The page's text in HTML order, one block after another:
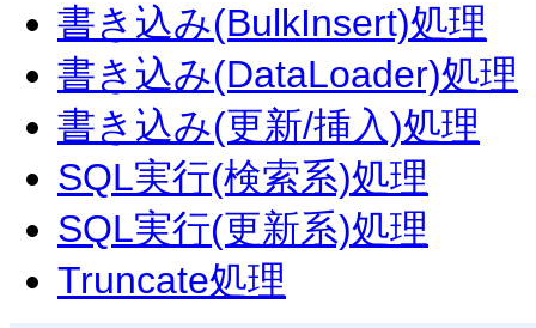
書き込み(BulkInsert)処理
書き込み(DataLoader)処理
書き込み(更新/挿入)処理
SQL実行(検索系)処理
SQL実行(更新系)処理
Truncate処理